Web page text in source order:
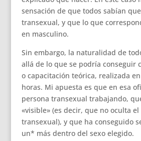
sensación de que todos sabían
transexual, y que lo que
en masculino.
Sin embargo, la naturalidad de
allá de lo que se podría conseguir
o capacitación teórica, realizada
horas. Mi apuesta es que en esa
persona transexual trabajando,
«visible» (es decir, que no oculta
transexual), y que ha conseguido
un* más dentro del sexo elegido.